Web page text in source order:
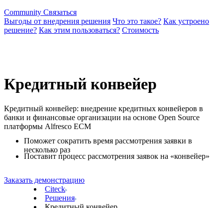
Community Связаться
Выгоды от внедрения решения Что это такое? Как устроено
решение? Как этим пользоваться? Стоимость
Кредитный конвейер
Кредитный конвейер: внедрение кредитных конвейеров в
банки и финансовые организации на основе Open Source
платформы Alfresco ECM
Поможет сократить время рассмотрения заявки в
несколько раз
Поставит процесс рассмотрения заявок на «конвейер»
Заказать демонстрацию
Citeck
Решения